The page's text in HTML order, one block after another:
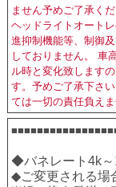
ません予めご了承くだ
ヘッドライトオート
進抑制機能等、制御
しておりません。 車
ル時と変化致します
す。予めご了承下さ
ては一切の責任負えま
◆バネレート4k
◆ご変更される場